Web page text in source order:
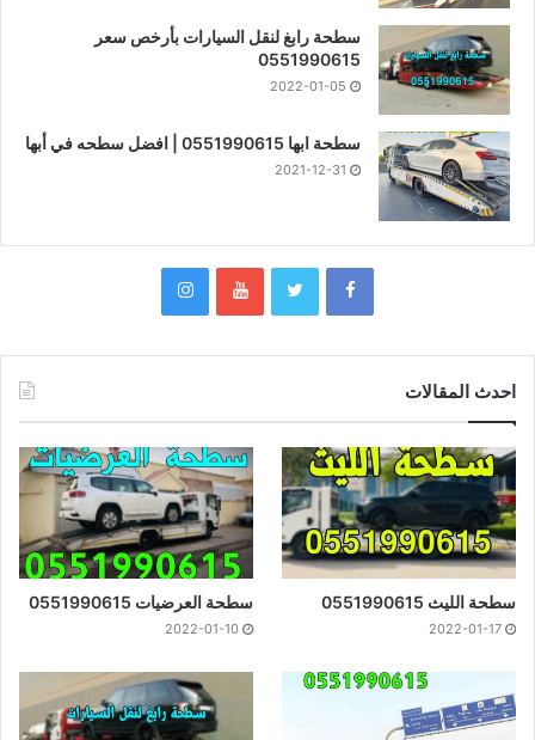
سطحة رابغ لنقل السيارات بأرخص سعر
0551990615
2022-01-05
سطحة ابها 0551990615 | افضل سطحه في أبها
2021-12-31
احدث المقالات
سطحة الليث 0551990615
2022-01-17
سطحة العرضيات 0551990615
2022-01-10